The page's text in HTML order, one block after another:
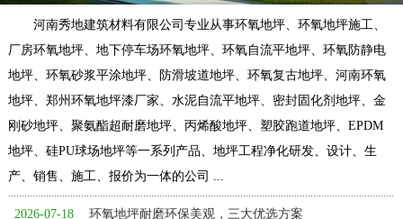
河南秀地建筑材料有限公司专业从事环氧地坪、环氧地坪施工、
厂房环氧地坪、地下停车场环氧地坪、环氧自流平地坪、环氧防静电
地坪、环氧砂浆平涂地坪、防滑坡道地坪、环氧复古地坪、河南环氧
地坪、郑州环氧地坪漆厂家、水泥自流平地坪、密封固化剂地坪、金
刚砂地坪、聚氨酯超耐磨地坪、丙烯酸地坪、塑胶跑道地坪、EPDM
地坪、硅PU球场地坪等一系列产品、地坪工程净化研发、设计、生
产、销售、施工、报价为一体的公司 ...
2026-07-18
环氧地坪耐磨环保美观，三大优选方案